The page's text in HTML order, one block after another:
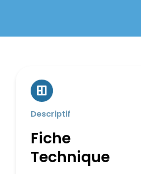
Descriptif
Fiche
Technique